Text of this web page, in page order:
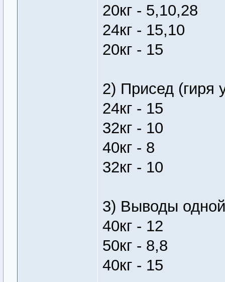
20кг - 5,10,28
24кг - 15,10
20кг - 15
2) Присед (гиря
24кг - 15
32кг - 10
40кг - 8
32кг - 10
3) Выводы одной
40кг - 12
50кг - 8,8
40кг - 15